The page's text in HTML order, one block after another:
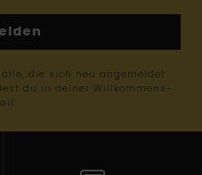
die sich neu angemeldet
du in deiner Willkommens-